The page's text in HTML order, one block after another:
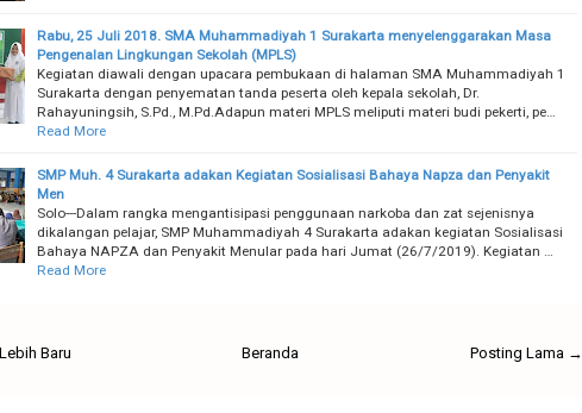
Rabu, 25 Juli 2018. SMA Muhammadiyah 1 Surakarta menyelenggarakan Masa
Pengenalan Lingkungan Sekolah (MPLS)
Kegiatan diawali dengan upacara pembukaan di halaman SMA Muhammadiyah 1
Surakarta dengan penyematan tanda peserta oleh kepala sekolah, Dr.
Rahayuningsih, S.Pd., M.Pd.Adapun materi MPLS meliputi materi budi pekerti, pe…
Read More
SMP Muh. 4 Surakarta adakan Kegiatan Sosialisasi Bahaya Napza dan Penyakit
Men
Solo---Dalam rangka mengantisipasi penggunaan narkoba dan zat sejenisnya
dikalangan pelajar, SMP Muhammadiyah 4 Surakarta adakan kegiatan Sosialisasi
Bahaya NAPZA dan Penyakit Menular pada hari Jumat (26/7/2019). Kegiatan …
Read More
Baru Posting Lama →
Beranda